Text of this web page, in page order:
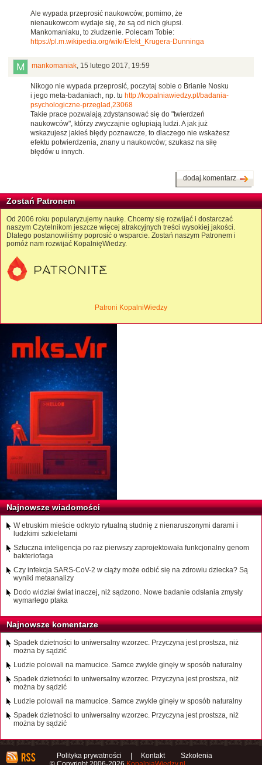
Ale wypada przeprosić naukowców, pomimo, że
nienaukowcom wydaje się, że są od nich głupsi.
Mankomaniaku, to złudzenie. Polecam Tobie:
https://pl.m.wikipedia.org/wiki/Efekt_Krugera-Dunninga
mankomaniak, 15 lutego 2017, 19:59
Nikogo nie wypada przeprosić, poczytaj sobie o Brianie Nosku
i jego meta-badaniach, np. tu http://kopalniawiedzy.pl/badania-
psychologiczne-przeglad,23068
Takie prace pozwalają zdystansować się do "twierdzeń
naukowców", którzy zwyczajnie ogłupiają ludzi. A jak już
wskazujesz jakieś błędy poznawcze, to dlaczego nie wskażesz
efektu potwierdzenia, znany u naukowców; szukasz na siłę
błędów u innych.
dodaj komentarz
Zostań Patronem
Od 2006 roku popularyzujemy naukę. Chcemy się rozwijać i dostarczać
naszym Czytelnikom jeszcze więcej atrakcyjnych treści wysokiej jakości.
Dlatego postanowiliśmy poprosić o wsparcie. Zostań naszym Patronem i
pomóż nam rozwijać KopalnięWiedzy.
Patroni KopalniWiedzy
Najnowsze wiadomości
W etruskim mieście odkryto rytualną studnię z nienaruszonymi darami i
ludzkimi szkieletami
Sztuczna inteligencja po raz pierwszy zaprojektowała funkcjonalny genom
bakteriofaga
Czy infekcja SARS-CoV-2 w ciąży może odbić się na zdrowiu dziecka? Są
wyniki metaanalizy
Dodo widział świat inaczej, niż sądzono. Nowe badanie odsłania zmysły
wymarłego ptaka
Najnowsze komentarze
Spadek dzietności to uniwersalny wzorzec. Przyczyna jest prostsza, niż
można by sądzić
Ludzie polowali na mamucice. Samce zwykle ginęły w sposób naturalny
Spadek dzietności to uniwersalny wzorzec. Przyczyna jest prostsza, niż
można by sądzić
Ludzie polowali na mamucice. Samce zwykle ginęły w sposób naturalny
Spadek dzietności to uniwersalny wzorzec. Przyczyna jest prostsza, niż
można by sądzić
Polityka prywatności Kontakt
Szkolenia